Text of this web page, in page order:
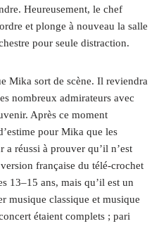
Heureusement, le chef
et plonge à nouveau la salle
pour seule distraction.
Mika sort de scène. Il reviendra
nombreux admirateurs avec
Après ce moment
pour Mika que les
a réussi à prouver qu’il n’est
française du télé-crochet
13–15 ans, mais qu’il est un
musique classique et musique
étaient complets ; pari